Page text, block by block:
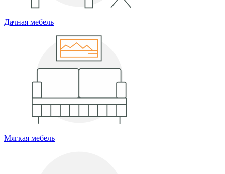
Дачная мебель
Мягкая мебель